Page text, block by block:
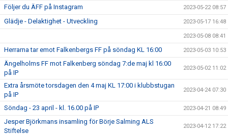
Följer du ÄFF på Instagram 2023-05-22 08:57
Glädje - Delaktighet - Utveckling 2023-05-17 16:48
2023-05-08 08:41
Herrarna tar emot Falkenbergs FF på söndag KL 16:00 2023-05-03 10:53
Ängelholms FF mot Falkenberg söndag 7:de maj kl 16:00
på IP
2023-05-02 11:02
Extra årsmöte torsdagen den 4 maj KL 17:00 i klubbstugan
på IP
2023-04-24 07:30
Söndag - 23 april - kl. 16.00 på IP 2023-04-21 08:49
Jesper Björkmans insamling för Börje Salming ALS
Stiftelse
2023-04-12 17:22